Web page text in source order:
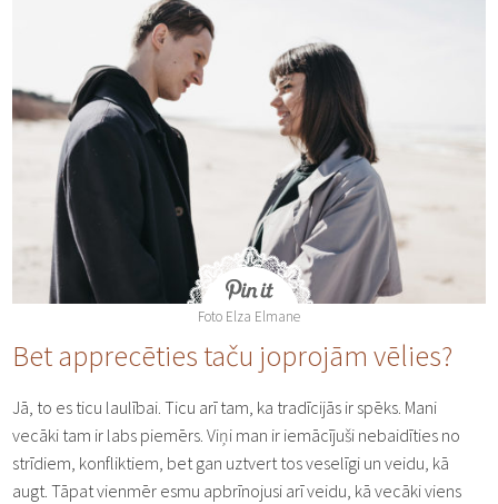
Foto Elza Elmane
Bet apprecēties taču joprojām vēlies?
Jā, to es ticu laulībai. Ticu arī tam, ka tradīcijās ir spēks. Mani
vecāki tam ir labs piemērs. Viņi man ir iemācījuši nebaidīties no
strīdiem, konfliktiem, bet gan uztvert tos veselīgi un veidu, kā
augt. Tāpat vienmēr esmu apbrīnojusi arī veidu, kā vecāki viens